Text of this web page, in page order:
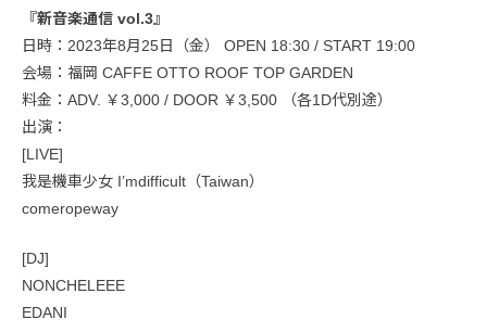
『新音楽通信 vol.3』
日時：2023年8月25日（金） OPEN 18:30 / START 19:00
会場：福岡 CAFFE OTTO ROOF TOP GARDEN
料金：ADV. ￥3,000 / DOOR ￥3,500 （各1D代別途）
出演：
[LIVE]
我是機車少女 I’mdifficult（Taiwan）
comeropeway
[DJ]
NONCHELEEE
EDANI